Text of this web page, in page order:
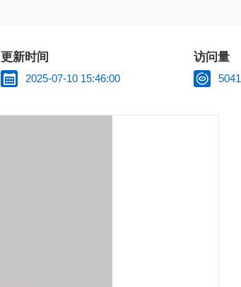
更新时间
2025-07-10 15:46:00
访问量
5041